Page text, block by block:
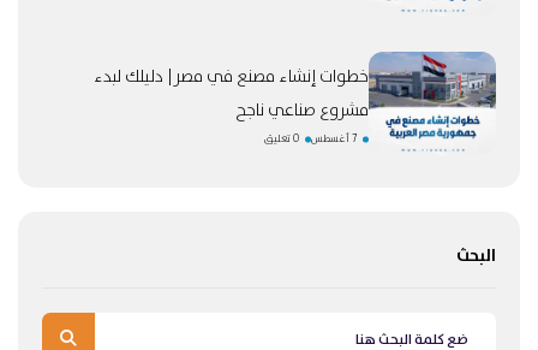
خطوات إنشاء مصنع في مصر| دليلك لبدء
مشروع صناعي ناجح
7 أغسطس 0 تعليق
البحث